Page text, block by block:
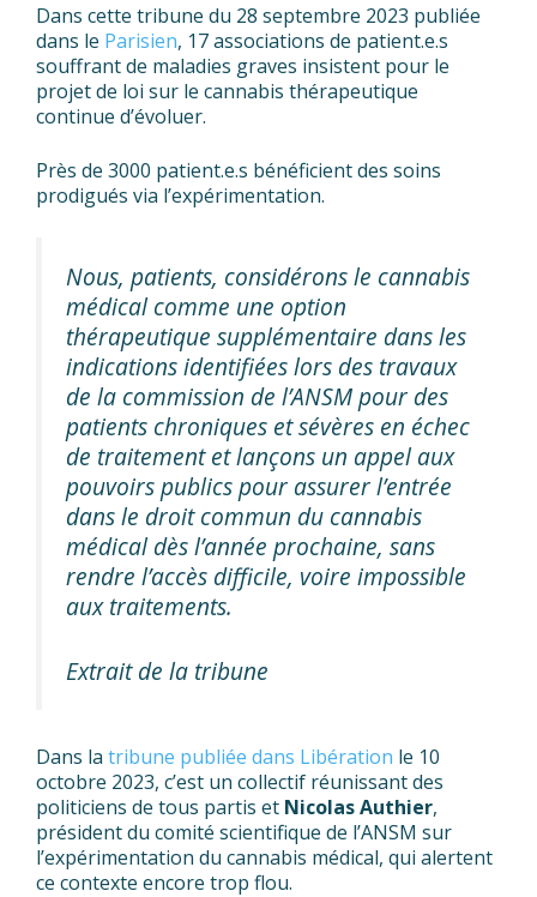
Dans cette tribune du 28 septembre 2023 publiée
dans le Parisien, 17 associations de patient.e.s
souffrant de maladies graves insistent pour le
projet de loi sur le cannabis thérapeutique
continue d’évoluer.
Près de 3000 patient.e.s bénéficient des soins
prodigués via l’expérimentation.
Nous, patients, considérons le cannabis
médical comme une option
thérapeutique supplémentaire dans les
indications identifiées lors des travaux
de la commission de l’ANSM pour des
patients chroniques et sévères en échec
de traitement et lançons un appel aux
pouvoirs publics pour assurer l’entrée
dans le droit commun du cannabis
médical dès l’année prochaine, sans
rendre l’accès difficile, voire impossible
aux traitements.
Extrait de la tribune
Dans la tribune publiée dans Libération le 10
octobre 2023, c’est un collectif réunissant des
politiciens de tous partis et Nicolas Authier,
président du comité scientifique de l’ANSM sur
l’expérimentation du cannabis médical, qui alertent
ce contexte encore trop flou.